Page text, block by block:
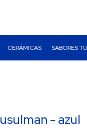
CERÁMICAS SABORES
- azul